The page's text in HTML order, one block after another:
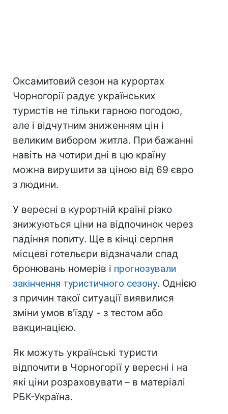
Оксамитовий сезон на курортах
Чорногорії радує українських
туристів не тільки гарною погодою,
але і відчутним зниженням цін і
великим вибором житла. При бажанні
навіть на чотири дні в цю країну
можна вирушити за ціною від 69 євро
з людини.
У вересні в курортній країні різко
знижуються ціни на відпочинок через
падіння попиту. Ще в кінці серпня
місцеві готельєри відзначали спад
бронювань номерів і прогнозували
закінчення туристичного сезону. Однією
з причин такої ситуації виявилися
зміни умов в'їзду - з тестом або
вакцинацією.
Як можуть українські туристи
відпочити в Чорногорії у вересні і на
які ціни розраховувати – в матеріалі
РБК-Україна.